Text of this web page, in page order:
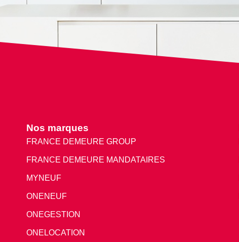
Nos marques
FRANCE DEMEURE GROUP
FRANCE DEMEURE MANDATAIRES
MYNEUF
ONENEUF
ONEGESTION
ONELOCATION